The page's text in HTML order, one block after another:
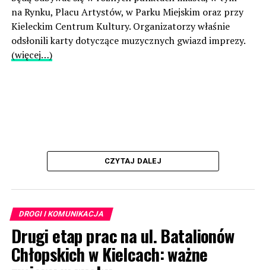
na Rynku, Placu Artystów, w Parku Miejskim oraz przy
Kieleckim Centrum Kultury. Organizatorzy właśnie
odsłonili karty dotyczące muzycznych gwiazd imprezy.
(więcej…)
CZYTAJ DALEJ
DROGI I KOMUNIKACJA
Drugi etap prac na ul. Batalionów
Chłopskich w Kielcach: ważne